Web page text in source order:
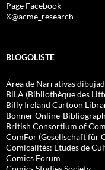
Page Facebook
X@acme_research
BLOGOLISTE
Área de Narrativas
BiLA (Bibliothèque des
Billy Ireland Cartoon
Bonner Online-
British Consortium of
ComFor (Gesellschaft für
Comicalités: Etudes de
Comics Forum